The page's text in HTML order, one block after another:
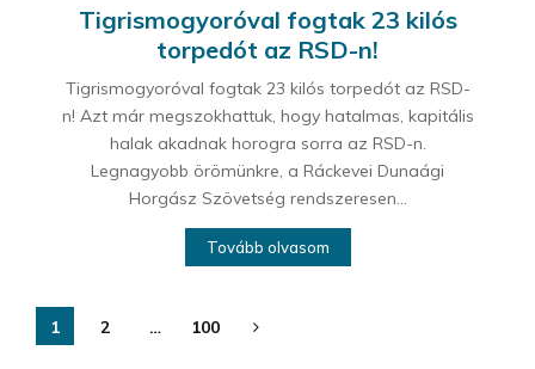
Tigrismogyoróval fogtak 23 kilós
torpedót az RSD-n!
Tigrismogyoróval fogtak 23 kilós torpedót az RSD-
n! Azt már megszokhattuk, hogy hatalmas, kapitális
halak akadnak horogra sorra az RSD-n.
Legnagyobb örömünkre, a Ráckevei Dunaági
Horgász Szövetség rendszeresen...
Tovább olvasom
Bejegyzések
1 2 … 100